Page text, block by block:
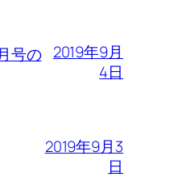
号の 2019年9月
4日
2019年9月3
日